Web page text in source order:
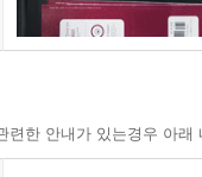
한 안내가 있는경우 아